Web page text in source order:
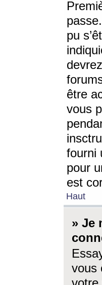
pu
être
vous
fourni
pour
est
Haut
» Je
vous